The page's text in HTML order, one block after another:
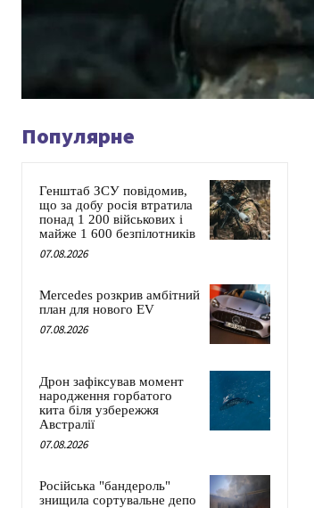
Популярне
Генштаб ЗСУ повідомив,
що за добу росія втратила
понад 1 200 військових і
майже 1 600 безпілотників
07.08.2026
Mercedes розкрив амбітний
план для нового EV
07.08.2026
Дрон зафіксував момент
народження горбатого
кита біля узбережжя
Австралії
07.08.2026
Російська "бандероль"
знищила сортувальне депо